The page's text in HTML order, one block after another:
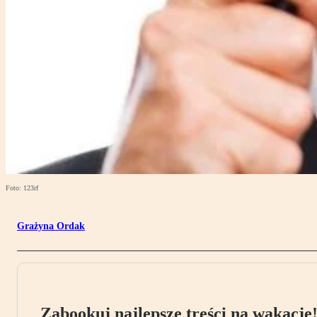
Foto: 123rf
Grażyna Ordak